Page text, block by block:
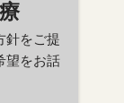
針をご提
望をお話